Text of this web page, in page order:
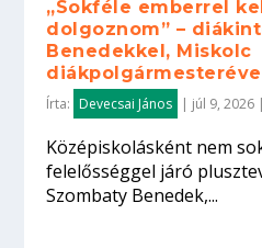
„Sokféle emberrel
dolgoznom” –
Benedekkel, Miskolc
Írta: Devecsai János | júl 9, 2026 |
Középiskolásként nem
felelősséggel járó
Szombaty Benedek,...